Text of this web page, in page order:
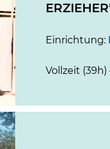
Einrichtung:
Vollzeit